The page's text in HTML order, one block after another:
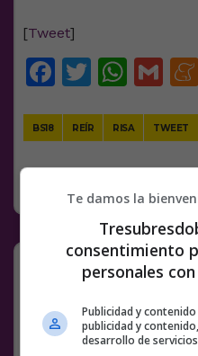
[Tweet]
Facebook
Twitter
BS18 REÍR RISA TWEET
Right in the
Facebook
Twitter
Te damos la
consentimiento
personales
Publicidad y
publicidad y
desarrollo de servicios